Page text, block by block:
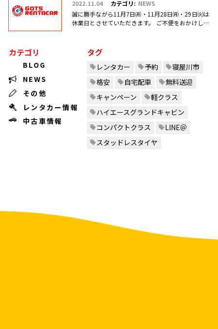
2022.11.04 カテゴリ: NEWS
誠に勝手ながら11月7日㈪・11月28日㈪・29日㈫は
休業日とさせていただきます。 ご不便をおかけしま
カテゴリ
BLOG
NEWS
その他
レンタカー情報
中古車情報
タグ
レンタカー 予約
寝屋川市
格安
自宅配車
無料送迎
キャンペーン
軽クラス
ハイエースグランドキャビン
コンパクトクラス
LINE＠
スタッドレスタイヤ